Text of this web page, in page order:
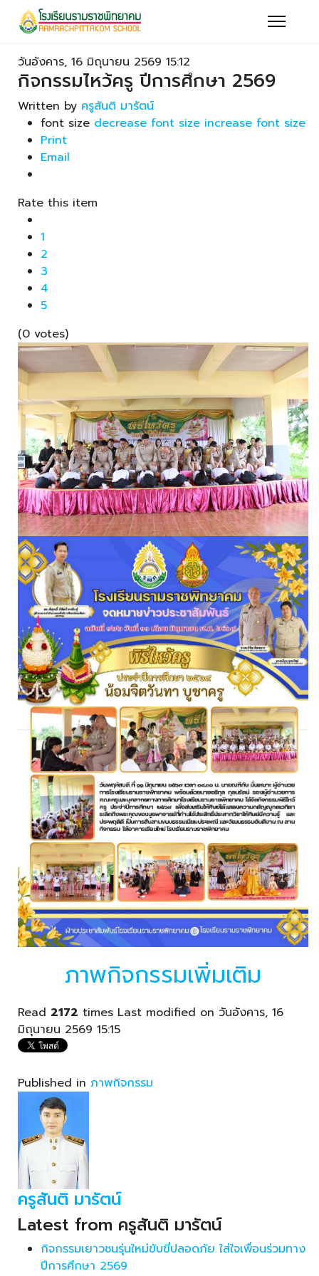
วันอังคาร, 16 มิถุนายน 2569 15:12
กิจกรรมไหว้ครู ปีการศึกษา 2569
Written by ครูสันติ มารัตน์
font size decrease font size increase font size
Print
Email
Rate this item
1
2
3
4
5
(0 votes)
ภาพกิจกรรมเพิ่มเติม
Read 2172 times Last modified on วันอังคาร, 16
มิถุนายน 2569 15:15
Published in ภาพกิจกรรม
ครูสันติ มารัตน์
Latest from ครูสันติ มารัตน์
กิจกรรมเยาวชนรุ่นใหม่ขับขี่ปลอดภัย ใส่ใจเพื่อนร่วมทาง
ปีการศึกษา 2569